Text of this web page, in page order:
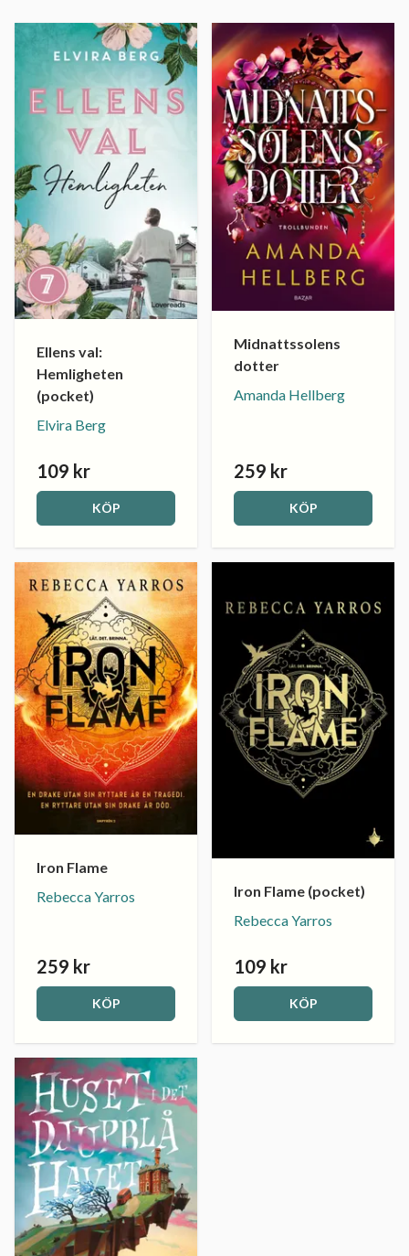
Ellens val:
Hemligheten
(pocket)
Elvira Berg
109 kr
KÖP
Midnattssolens
dotter
Amanda Hellberg
259 kr
KÖP
Iron Flame
Rebecca Yarros
259 kr
KÖP
Iron Flame (pocket)
Rebecca Yarros
109 kr
KÖP